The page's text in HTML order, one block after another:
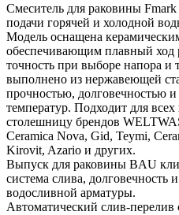
Смеситель для раковины Fmark
подачи горячей и холодной
Модель оснащена
обеспечивающим плавный ход
точность при выборе напора и
выполнено из нержавеющей
прочностью, долговечностью
температур. Подходит для
столешницу брендов
Ceramica Nova, Gid, Teymi,
Kirovit, Azario и других.
Выпуск для раковины BAU
система слива,
водосливной арматуры.
Автоматический слив-перелив